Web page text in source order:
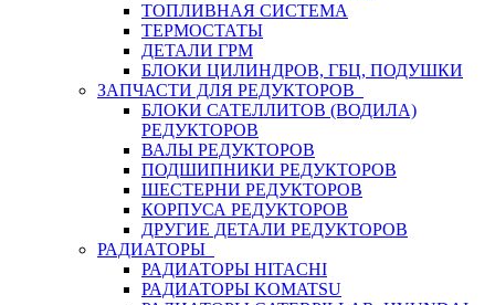
ТОПЛИВНАЯ СИСТЕМА
ТЕРМОСТАТЫ
ДЕТАЛИ ГРМ
БЛОКИ ЦИЛИНДРОВ, ГБЦ, ПОДУШКИ
ЗАПЧАСТИ ДЛЯ РЕДУКТОРОВ
БЛОКИ САТЕЛЛИТОВ (ВОДИЛА)
РЕДУКТОРОВ
ВАЛЫ РЕДУКТОРОВ
ПОДШИПНИКИ РЕДУКТОРОВ
ШЕСТЕРНИ РЕДУКТОРОВ
КОРПУСА РЕДУКТОРОВ
ДРУГИЕ ДЕТАЛИ РЕДУКТОРОВ
РАДИАТОРЫ
РАДИАТОРЫ HITACHI
РАДИАТОРЫ KOMATSU